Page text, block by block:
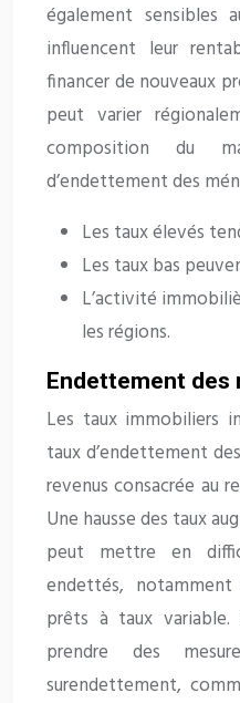
également sensibles
influencent leur
financer de nouveaux
peut varier
composition du
d’endettement des
Les taux élevés
Les taux bas
L’activité
les régions.
Endettement des
Les taux immobiliers
taux d’endettement
revenus consacrée au
Une hausse des taux
peut mettre en
endettés,
prêts à taux
prendre des
surendettement,